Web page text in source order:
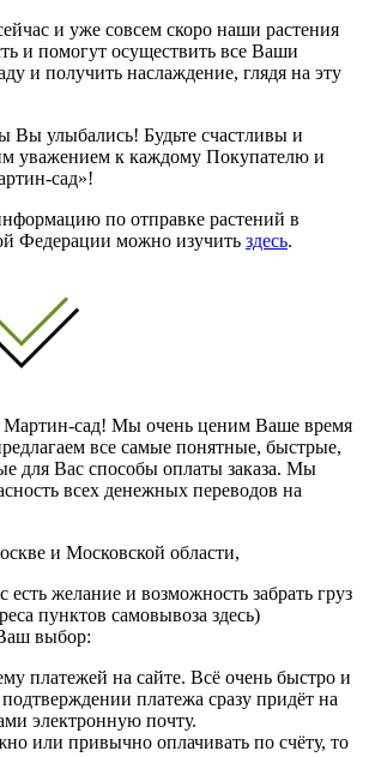
и уже совсем скоро наши растения
и помогут осуществить все Ваши
и получить наслаждение, глядя на эту
Вы улыбались! Будьте счастливы и
уважением к каждому Покупателю и
сад»!
по отправке растений в
Федерации можно изучить здесь.
сад! Мы очень ценим Ваше время
все самые понятные, быстрые,
для Вас способы оплаты заказа. Мы
всех денежных переводов на
и Московской области,
желание и возможность забрать груз
пунктов самовывоза здесь)
выбор:
платежей на сайте. Всё очень быстро и
платежа сразу придёт на
электронную почту.
или привычно оплачивать по счёту, то